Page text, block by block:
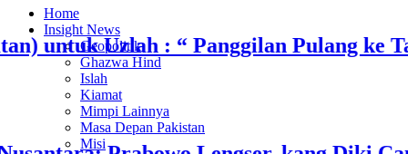
Home
Insight News
Geopolitik
Ghazwa Hind
Islah
Kiamat
Mimpi Lainnya
Masa Depan Pakistan
Misi
Uzlah : “ Panggilan Pulang ke